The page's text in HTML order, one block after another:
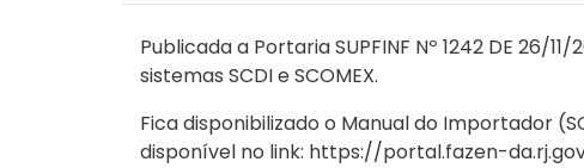
Publicada a Portaria SUPFINF Nº 1242 DE 26/11/
sistemas SCDI e SCOMEX.
Fica disponibilizado o Manual do Importador
disponível no link: https://portal.fazen-